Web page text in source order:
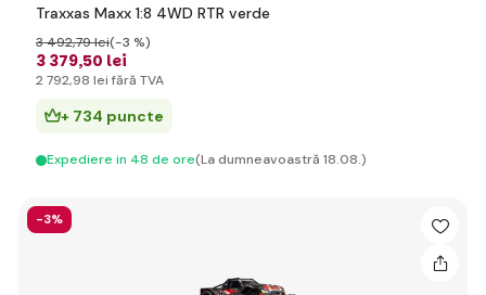
Traxxas Maxx 1:8 4WD RTR verde
3 379,50 lei
3 492,79 lei(-3 %)
2 792,98 lei fără TVA
+ 734 puncte
Expediere in 48 de ore(La dumneavoastră 18.08.)
-3%